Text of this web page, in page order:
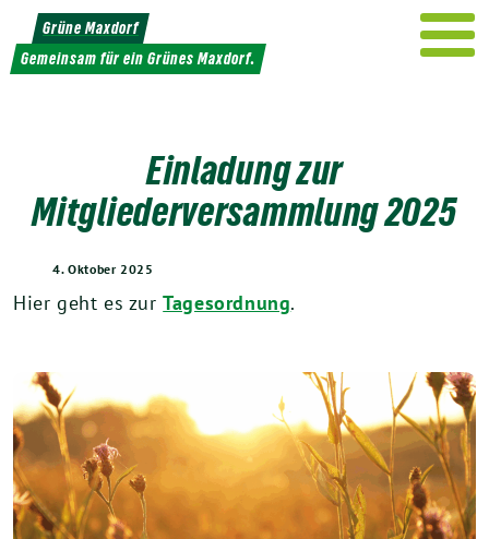
Weiter
zum
Inhalt
Grüne Maxdorf
Gemeinsam für ein Grünes Maxdorf.
Einladung zur
Mitgliederversammlung 2025
4. Oktober 2025
Hier geht es zurTagesordnung.